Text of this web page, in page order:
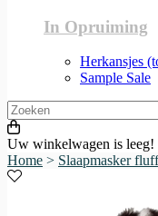
In Opruiming
Herkansjes
Sample Sale
Uw winkelwagen is leeg!
Home > Slaapmasker